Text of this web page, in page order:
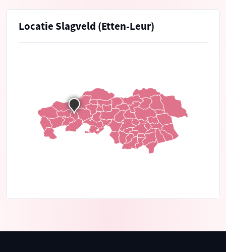
Locatie Slagveld (Etten-Leur)